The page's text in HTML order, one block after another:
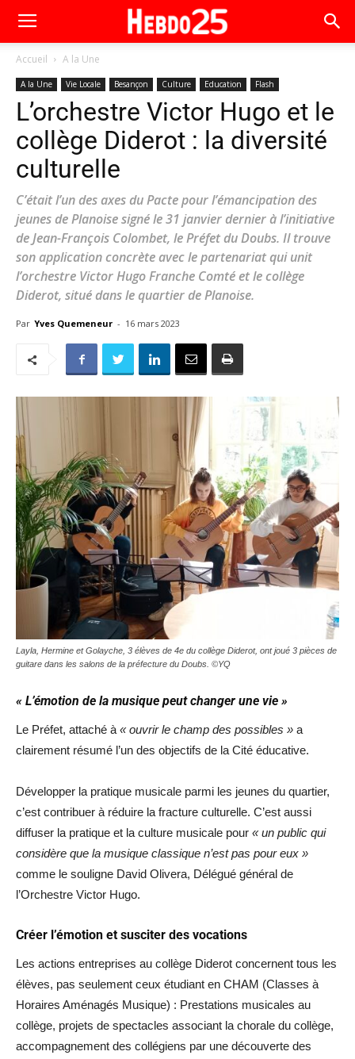
Accueil A la Une
A la Une Vie Locale Besançon Culture Education Flash
L’orchestre Victor Hugo et le
collège Diderot : la diversité
culturelle
C’était l’un des axes du Pacte pour l’émancipation des
jeunes de Planoise signé le 31 janvier dernier à l’initiative
de Jean-François Colombet, le Préfet du Doubs. Il trouve
son application concrète avec le partenariat qui unit
l’orchestre Victor Hugo Franche Comté et le collège
Diderot, situé dans le quartier de Planoise.
Par Yves Quemeneur - 16 mars 2023
Layla, Hermine et Golayche, 3 élèves de 4e du collège Diderot, ont joué 3 pièces de
guitare dans les salons de la préfecture du Doubs. ©YQ
« L’émotion de la musique peut changer une vie »
Le Préfet, attaché à « ouvrir le champ des possibles » a
clairement résumé l’un des objectifs de la Cité éducative.
Développer la pratique musicale parmi les jeunes du quartier,
c’est contribuer à réduire la fracture culturelle. C’est aussi
diffuser la pratique et la culture musicale pour « un public qui
considère que la musique classique n’est pas pour eux »
comme le souligne David Olivera, Délégué général de
l’Orchestre Victor Hugo.
Créer l’émotion et susciter des vocations
Les actions entreprises au collège Diderot concernent tous les
élèves, pas seulement ceux étudiant en CHAM (Classes à
Horaires Aménagés Musique) : Prestations musicales au
collège, projets de spectacles associant la chorale du collège,
accompagnement des collégiens par une découverte des